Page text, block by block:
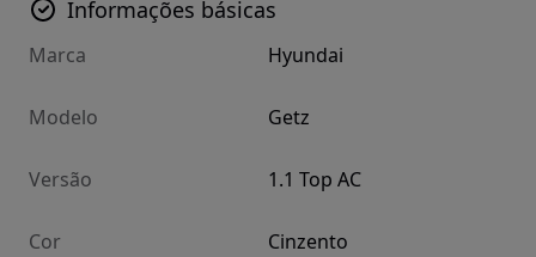
Informações básicas
Marca Hyundai
Modelo Getz
Versão 1.1 Top AC
Cor Cinzento